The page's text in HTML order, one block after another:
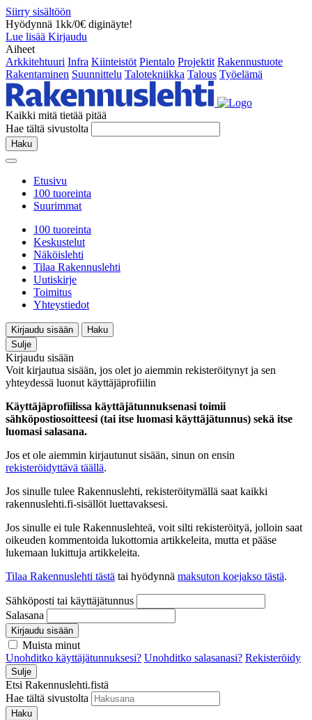
Siirry sisältöön
Hyödynnä 1kk/0€ diginäyte!
Lue lisää Kirjaudu
Aiheet
Arkkitehtuuri Infra Kiinteistöt Pientalo Projektit Rakennustuote
Rakentaminen Suunnittelu Talotekniikka Talous Työelämä
Kaikki mitä tietää pitää
Hae tältä sivustolta
Haku
Etusivu
100 tuoreinta
Suurimmat
100 tuoreinta
Keskustelut
Näköislehti
Tilaa Rakennuslehti
Uutiskirje
Toimitus
Yhteystiedot
Kirjaudu sisään
Haku
Sulje
Kirjaudu sisään
Voit kirjautua sisään, jos olet jo aiemmin rekisteröitynyt ja sen
yhteydessä luonut käyttäjäprofiilin
Käyttäjäprofiilissa käyttäjätunnuksenasi toimii
sähköpostiosoitteesi (tai itse luomasi käyttäjätunnus) sekä itse
luomasi salasana.
Jos et ole aiemmin kirjautunut sisään, sinun on ensin
rekisteröidyttävä täällä.
Jos sinulle tulee Rakennuslehti, rekisteröitymällä saat kaikki
rakennuslehti.fi-sisällöt luettavaksesi.
Jos sinulle ei tule Rakennuslehteä, voit silti rekisteröityä, jolloin saat
oikeuden kommentoida lukottomia artikkeleita, mutta et pääse
lukemaan lukittuja artikkeleita.
Tilaa Rakennuslehti tästä tai hyödynnä maksuton koejakso tästä.
Sähköposti tai käyttäjätunnus
Salasana
Kirjaudu sisään
Muista minut
Unohditko käyttäjätunnuksesi? Unohditko salasanasi? Rekisteröidy
Sulje
Etsi Rakennuslehti.fistä
Hae tältä sivustolta
Haku